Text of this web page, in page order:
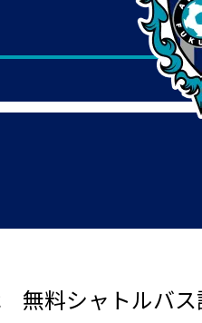
無料シャトルバ